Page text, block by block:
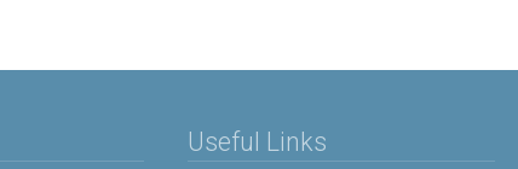
Useful Links